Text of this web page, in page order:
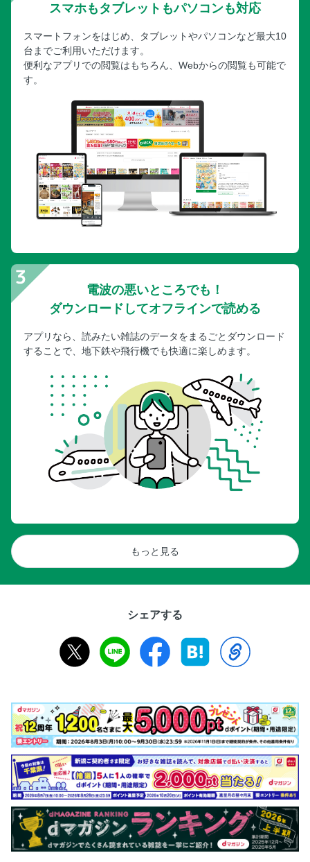
スマホもタブレットもパソコンも対応
スマートフォンをはじめ、タブレットやパソコンなど最大10
台までご利用いただけます。
便利なアプリでの閲覧はもちろん、Webからの閲覧も可能で
す。
電波の悪いところでも！
ダウンロードしてオフラインで読める
アプリなら、読みたい雑誌のデータをまるごとダウンロード
することで、地下鉄や飛行機でも快適に楽しめます。
もっと見る
シェアする